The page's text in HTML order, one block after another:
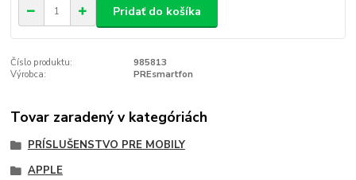
Pridať do košíka
Číslo produktu:
985813
Výrobca:
PREsmartfon
Tovar zaradený v kategóriách
PRÍSLUŠENSTVO PRE MOBILY
APPLE